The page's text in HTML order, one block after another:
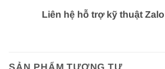
Liên hệ hỗ trợ kỹ thuật